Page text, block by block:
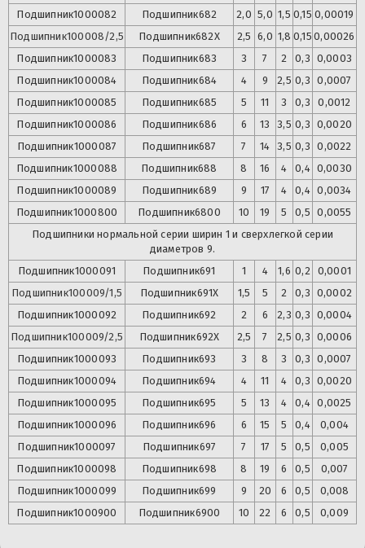
Подшипник1000082 Подшипник682 2,0 5,0 1,5 0,15 0,00019
Подшипник100008/2,5 Подшипник682X 2,5 6,0 1,8 0,15 0,00026
Подшипник1000083 Подшипник683 3 7 2 0,3 0,0003
Подшипник1000084 Подшипник684 4 9 2,5 0,3
0,0007
Подшипник1000085 Подшипник685 5 11 3 0,3
0,0012
Подшипник1000086 Подшипник686 6 13 3,5 0,3 0,0020
Подшипник1000087 Подшипник687 7 14 3,5 0,3
0,0022
Подшипник1000088 Подшипник688 8 16 4 0,4 0,0030
Подшипник1000089 Подшипник689 9 17 4 0,4 0,0034
Подшипник1000800 Подшипник6800 10 19 5 0,5
0,0055
Подшипники нормальной серии ширин 1 и сверхлегкой серии
диаметров 9.
Подшипник1000091 Подшипник691 1 4 1,6 0,2
0,0001
Подшипник100009/1,5 Подшипник691X 1,5 5 2 0,3 0,0002
Подшипник1000092 Подшипник692 2 6 2,3 0,3 0,0004
Подшипник100009/2,5 Подшипник692X 2,5 7 2,5 0,3 0,0006
Подшипник1000093 Подшипник693 3 8 3 0,3
0,0007
Подшипник1000094 Подшипник694 4 11 4 0,3 0,0020
Подшипник1000095 Подшипник695 5 13 4 0,4 0,0025
Подшипник1000096 Подшипник696 6 15 5 0,4
0,004
Подшипник1000097 Подшипник697 7 17 5 0,5
0,005
Подшипник1000098 Подшипник698 8 19 6 0,5
0,007
Подшипник1000099 Подшипник699 9 20 6 0,5
0,008
Подшипник1000900 Подшипник6900 10 22 6 0,5 0,009